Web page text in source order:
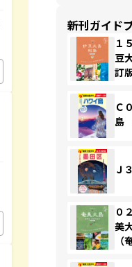
新刊ガイド
１
豆
訂
Ｃ
島
Ｊ
０
美